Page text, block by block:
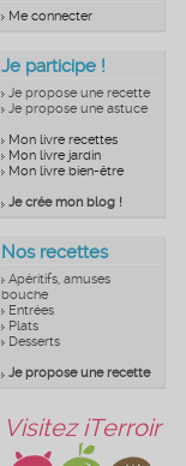
Me connecter
Je participe !
Je propose une recette
Je propose une astuce
Mon livre recettes
Mon livre jardin
Mon livre bien-être
Je crée mon blog !
Nos recettes
Apéritifs, amuses
bouche
Entrées
Plats
Desserts
Je propose une recette
Visitez iTerroir